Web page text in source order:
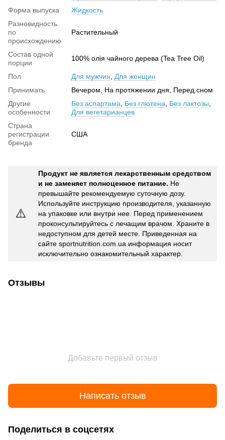
Форма выпуска
Жидкость
Разновидность
по
происхождению
Растительный
Состав одной
порции
100% олія чайного дерева (Tea Tree Oil)
Пол Для мужчин
Для женщин
Принимать
Вечером, На протяжении дня, Перед сном
Другие
особенности
Без аспартама Без глютена Без лактозы
Для вегетарианцев
Страна
регистрации
бренда
США
⚠️
Продукт не является лекарственным средством
и не заменяет полноценное питание. Не
превышайте рекомендуемую суточную дозу.
Используйте инструкцию производителя, указанную
на упаковке или внутри нее. Перед применением
проконсультируйтесь с лечащим врачом. Храните в
недоступном для детей месте. Приведенная на
сайте sportnutrition.com.ua информация носит
исключительно ознакомительный характер.
Отзывы
Добавьте первый отзыв
Написать отзыв
Поделиться в соцсетях